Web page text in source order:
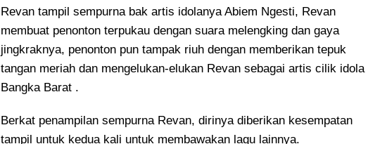
Revan tampil sempurna bak artis idolanya Abiem Ngesti, Revan
membuat penonton terpukau dengan suara melengking dan gaya
jingkraknya, penonton pun tampak riuh dengan memberikan tepuk
tangan meriah dan mengelukan-elukan Revan sebagai artis cilik idola
Bangka Barat .
Berkat penampilan sempurna Revan, dirinya diberikan kesempatan
tampil untuk kedua kali untuk membawakan lagu lainnya.